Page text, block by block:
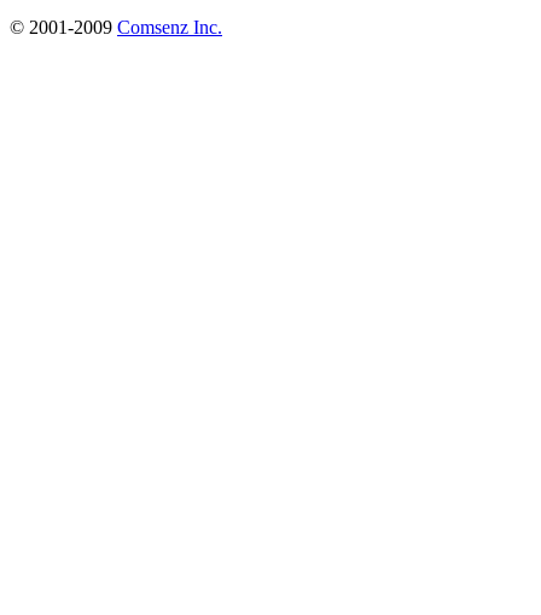
© 2001-2009 Comsenz Inc.